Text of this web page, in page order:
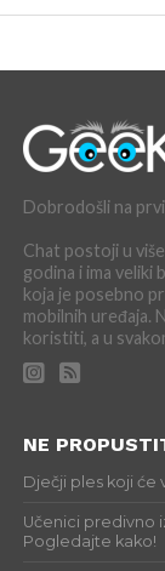
Dobrodošli na
Chat postoji u
godina i ima veliki
koja je posebno
mobilnih uređaja.
koristiti, a u
NE
Dječji ples koji će
Učenici predivno
Pogledajte kako!